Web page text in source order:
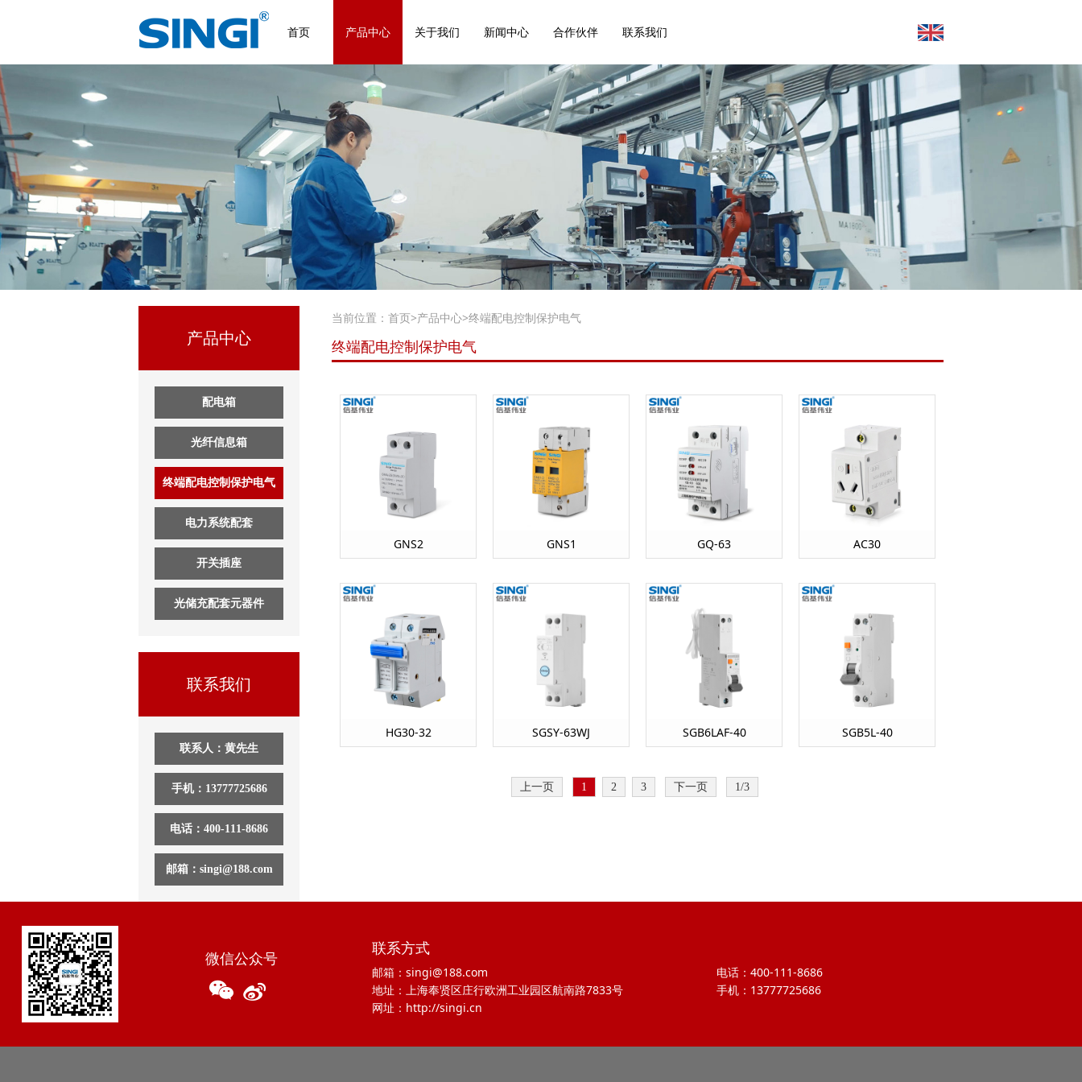
首页 产品中心 关于我们 新闻中心 合作伙伴 联系我们
产品中心
配电箱
光纤信息箱
终端配电控制保护电气
电力系统配套
开关插座
光储充配套元器件
联系我们
联系人：黄先生
手机：13777725686
电话：400-111-8686
邮箱：singi@188.com
当前位置： 首页>产品中心>终端配电控制保护电气
终端配电控制保护电气
GNS2 GNS1 GQ-63 AC30
HG30-32 SGSY-63WJ SGB6LAF-40 SGB5L-40
上一页 1 2 3 下一页 1/3
微信公众号
联系方式
邮箱：singi@188.com
电话：400-111-8686
地址：上海奉贤区庄行欧洲工业园区航南路7833号
手机：13777725686
网址：http://singi.cn